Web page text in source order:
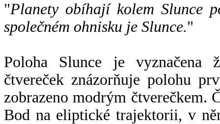
"Planety obíhají kolem Slunce
společném ohnisku je Slunce."
Poloha Slunce je vyznačena
čtvereček znázorňuje polohu
zobrazeno modrým čtverečkem.
Bod na eliptické trajektorii, v